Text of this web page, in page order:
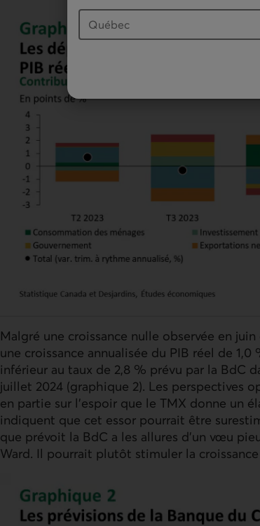
Malgré une croissance nulle observée en
une croissance annualisée du PIB réel de 1,0
inférieur au taux de 2,8 % prévu par la BdC
juillet 2024 (graphique 2). Les perspectives
en partie sur l’espoir que le TMX donne un
Lien externe au site.
indiquent que cet essor pourrait être
que prévoit la BdC a les allures d’un vœu
Ward. Il pourrait plutôt stimuler la